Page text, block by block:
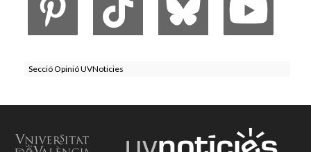
Secció Opinió UVNoticies